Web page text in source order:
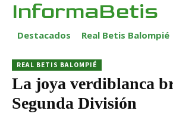
InformaBetis
Destacados Real Betis Balompié
REAL BETIS BALOMPIÉ
La joya verdiblanca
Segunda División